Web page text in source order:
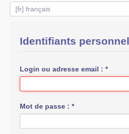
Les antennes
Espace membres
Identifiants
Login ou adresse email : *
Mot de passe : *